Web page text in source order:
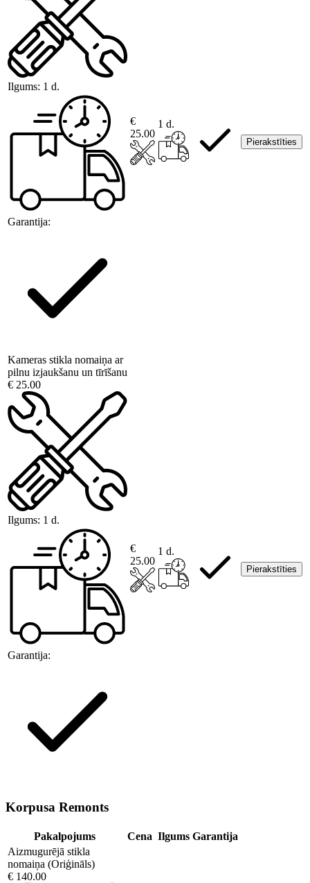
Ilgums: 1 d.
Garantija:
€
25.00
1 d.
Pierakstīties
Kameras stikla nomaiņa ar
pilnu izjaukšanu un tīrīšanu
€ 25.00
Ilgums: 1 d.
Garantija:
€
25.00
1 d.
Pierakstīties
Korpusa Remonts
Pakalpojums Cena Ilgums Garantija
Aizmugurējā stikla
nomaiņa (Oriģināls)
€ 140.00